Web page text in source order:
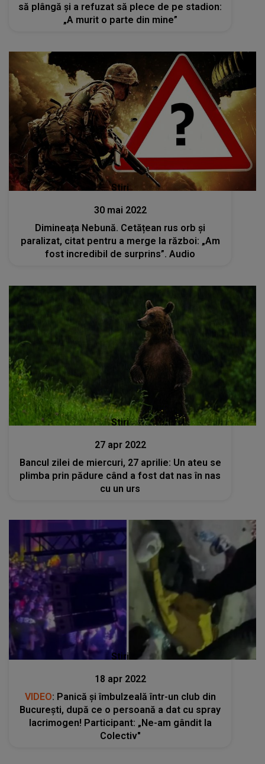
să plângă și a refuzat să plece de pe stadion:
„A murit o parte din mine”
Stiri
30 mai 2022
Dimineața Nebună. Cetățean rus orb și
paralizat, citat pentru a merge la război: „Am
fost incredibil de surprins”. Audio
Stiri
27 apr 2022
Bancul zilei de miercuri, 27 aprilie: Un ateu se
plimba prin pădure când a fost dat nas în nas
cu un urs
Stiri
18 apr 2022
VIDEO: Panică și îmbulzeală într-un club din
București, după ce o persoană a dat cu spray
lacrimogen! Participant: „Ne-am gândit la
Colectiv"